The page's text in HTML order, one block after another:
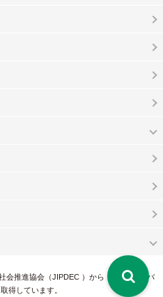
会推進協会（JIPDEC ）から 、「 プライバ
得しています。